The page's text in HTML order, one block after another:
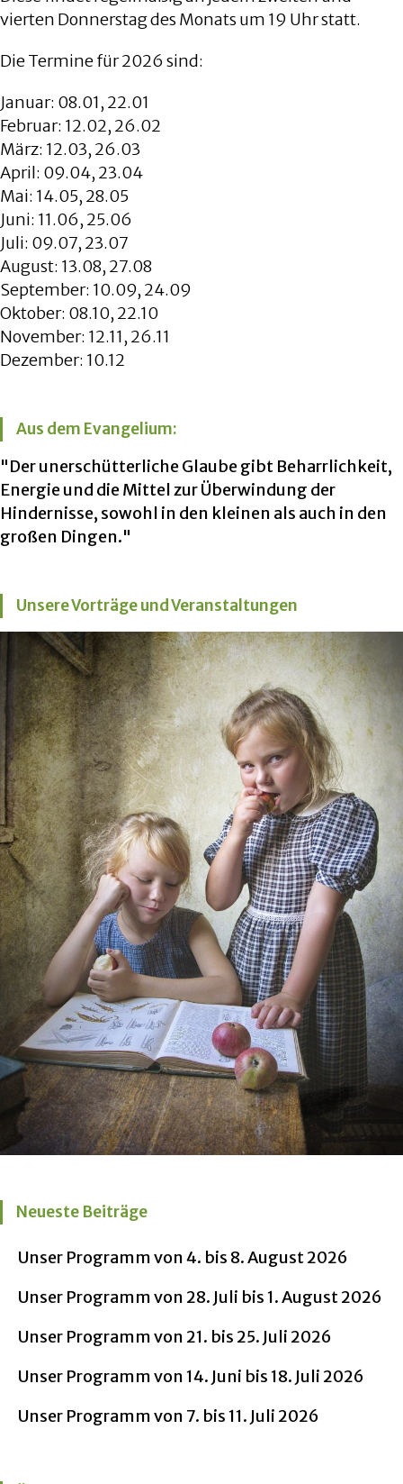
vierten Donnerstag des Monats um 19 Uhr statt.
Die Termine für 2026 sind:
Januar: 08.01, 22.01
Februar: 12.02, 26.02
März: 12.03, 26.03
April: 09.04, 23.04
Mai: 14.05, 28.05
Juni: 11.06, 25.06
Juli: 09.07, 23.07
August: 13.08, 27.08
September: 10.09, 24.09
Oktober: 08.10, 22.10
November: 12.11, 26.11
Dezember: 10.12
Aus dem Evangelium:
"Der unerschütterliche Glaube gibt Beharrlichkeit,
Energie und die Mittel zur Überwindung der
Hindernisse, sowohl in den kleinen als auch in den
großen Dingen."
Unsere Vorträge und Veranstaltungen
Neueste Beiträge
Unser Programm von 4. bis 8. August 2026
Unser Programm von 28. Juli bis 1. August 2026
Unser Programm von 21. bis 25. Juli 2026
Unser Programm von 14. Juni bis 18. Juli 2026
Unser Programm von 7. bis 11. Juli 2026